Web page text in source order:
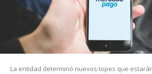
La entidad determinó nuevos topes que